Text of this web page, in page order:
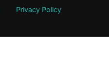
Privacy Policy